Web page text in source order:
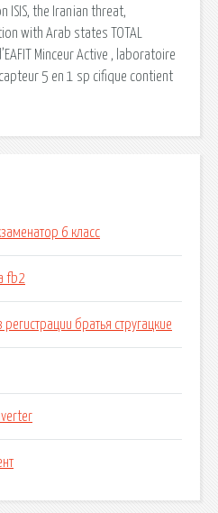
ISIS, the Iranian threat,
with Arab states TOTAL
Minceur Active , laboratoire
5 en 1 sp cifique contient
6 класс
fb2
братья стругацкие